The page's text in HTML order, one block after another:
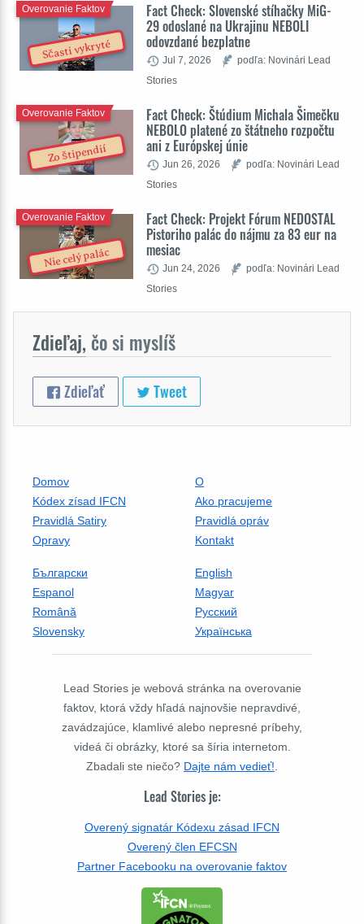
Sčasti vykryté
Fact Check: Slovenské stíhačky MiG-
29 odoslané na Ukrajinu NEBOLI
odovzdané bezplatne
Overovanie Faktov
Jul 7, 2026
podľa: Novinári Lead
Stories
Zo štipendií
Fact Check: Štúdium Michala Šimečku
NEBOLO platené zo štátneho rozpočtu
ani z Európskej únie
Overovanie Faktov
Jun 26, 2026
podľa: Novinári Lead
Stories
Nie celý palác
Fact Check: Projekt Fórum NEDOSTAL
Pistoriho palác do nájmu za 83 eur na
mesiac
Overovanie Faktov
Jun 24, 2026
podľa: Novinári Lead
Stories
Zdieľaj, čo si myslíš
Zdieľať Tweet
Domov
O
Kódex zísad IFCN
Ako pracujeme
Pravidlá Satiry
Pravidlá opráv
Opravy
Kontakt
Български
English
Espanol
Magyar
Română
Русский
Slovensky
Українська
Lead Stories je webová stránka na overovanie
faktov, ktorá vždy hľadá najnovšie nepravdivé,
zavádzajúce, klamlivé alebo nepresné príbehy,
videá či obrázky, ktoré sa šíria internetom.
Zbadali ste niečo? Dajte nám vedieť!.
Lead Stories je:
Overený signatár Kódexu zásad IFCN
Overený člen EFCSN
Partner Facebooku na overovanie faktov